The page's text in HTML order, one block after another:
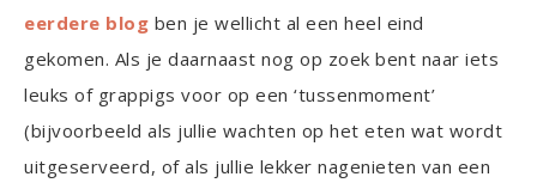
eerdere blog ben je wellicht al een heel eind
gekomen. Als je daarnaast nog op zoek bent naar iets
leuks of grappigs voor op een ‘tussenmoment’
(bijvoorbeeld als jullie wachten op het eten wat wordt
uitgeserveerd, of als jullie lekker nagenieten van een